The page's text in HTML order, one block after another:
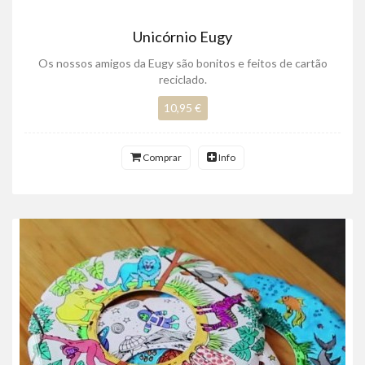
Unicórnio Eugy
Os nossos amigos da Eugy são bonitos e feitos de cartão
reciclado.
10,95 €
Comprar Info